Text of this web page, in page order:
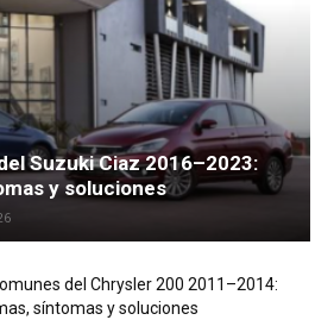
Suzuki Ciaz 2016–2023:
y soluciones
del Chrysler 200 2011–2014:
síntomas y soluciones